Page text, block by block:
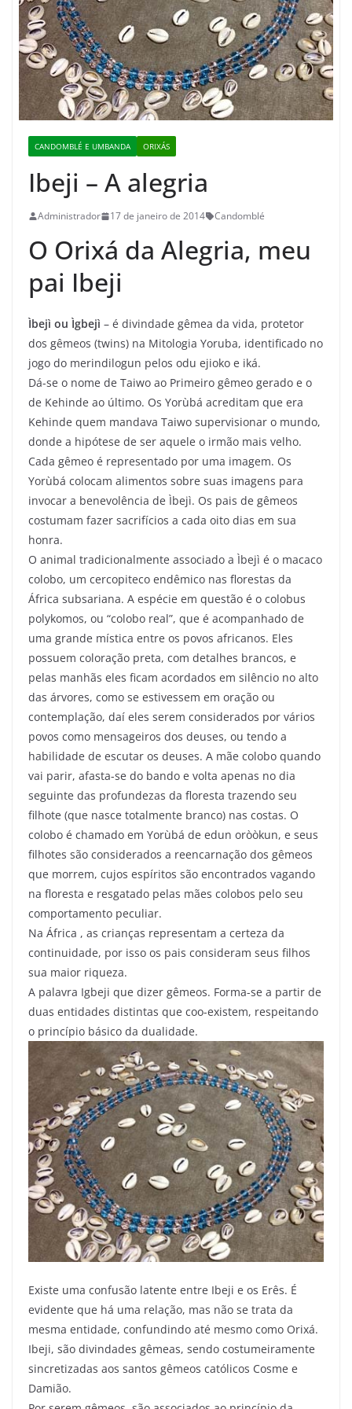
CANDOMBLÉ E UMBANDA ORIXÁS
Ibeji – A alegria
Administrador 17 de janeiro de 2014 Candomblé
O Orixá da Alegria, meu
pai Ibeji
Ìbejì ou Ìgbejì – é divindade gêmea da vida, protetor
dos gêmeos (twins) na Mitologia Yoruba, identificado no
jogo do merindilogun pelos odu ejioko e iká.
Dá-se o nome de Taiwo ao Primeiro gêmeo gerado e o
de Kehinde ao último. Os Yorùbá acreditam que era
Kehinde quem mandava Taiwo supervisionar o mundo,
donde a hipótese de ser aquele o irmão mais velho.
Cada gêmeo é representado por uma imagem. Os
Yorùbá colocam alimentos sobre suas imagens para
invocar a benevolência de Ìbejì. Os pais de gêmeos
costumam fazer sacrifícios a cada oito dias em sua
honra.
O animal tradicionalmente associado a Ìbejì é o macaco
colobo, um cercopiteco endêmico nas florestas da
África subsariana. A espécie em questão é o colobus
polykomos, ou “colobo real”, que é acompanhado de
uma grande mística entre os povos africanos. Eles
possuem coloração preta, com detalhes brancos, e
pelas manhãs eles ficam acordados em silêncio no alto
das árvores, como se estivessem em oração ou
contemplação, daí eles serem considerados por vários
povos como mensageiros dos deuses, ou tendo a
habilidade de escutar os deuses. A mãe colobo quando
vai parir, afasta-se do bando e volta apenas no dia
seguinte das profundezas da floresta trazendo seu
filhote (que nasce totalmente branco) nas costas. O
colobo é chamado em Yorùbá de edun oròòkun, e seus
filhotes são considerados a reencarnação dos gêmeos
que morrem, cujos espíritos são encontrados vagando
na floresta e resgatado pelas mães colobos pelo seu
comportamento peculiar.
Na África , as crianças representam a certeza da
continuidade, por isso os pais consideram seus filhos
sua maior riqueza.
A palavra Igbeji que dizer gêmeos. Forma-se a partir de
duas entidades distintas que coo-existem, respeitando
o princípio básico da dualidade.
Existe uma confusão latente entre Ibeji e os Erês. É
evidente que há uma relação, mas não se trata da
mesma entidade, confundindo até mesmo como Orixá.
Ibeji, são divindades gêmeas, sendo costumeiramente
sincretizadas aos santos gêmeos católicos Cosme e
Damião.